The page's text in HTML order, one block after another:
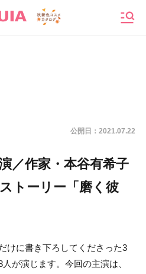
公開日： 2021.07.22
／作家・本谷有希子
トーリー「磨く彼
けに書き下ろしてくださった3
が演じます。今回の主演は、